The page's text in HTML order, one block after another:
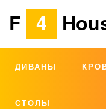
F 4
ДИВАНЫ
СТОЛЫ